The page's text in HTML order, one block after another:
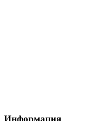
Информация